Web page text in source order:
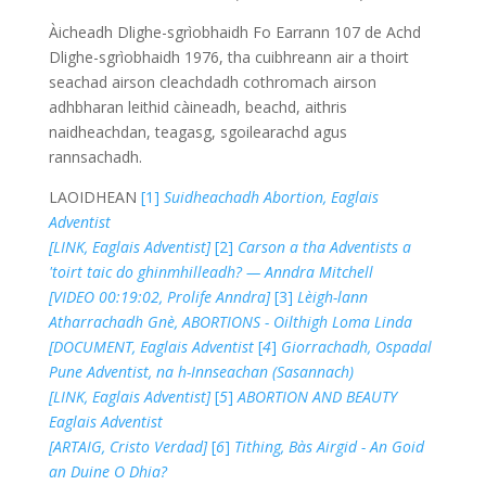
Àicheadh Dlighe-sgrìobhaidh Fo Earrann 107 de Achd
Dlighe-sgrìobhaidh 1976, tha cuibhreann air a thoirt
seachad airson cleachdadh cothromach airson
adhbharan leithid càineadh, beachd, aithris
naidheachdan, teagasg, sgoilearachd agus
rannsachadh.
LAOIDHEAN [1] Suidheachadh Abortion, Eaglais
Adventist
[LINK, Eaglais Adventist] [2] Carson a tha Adventists a
'toirt taic do ghinmhilleadh? — Anndra Mitchell
[VIDEO 00:19:02, Prolife Anndra] [3] Lèigh-lann
Atharrachadh Gnè, ABORTIONS - Oilthigh Loma Linda
[DOCUMENT, Eaglais Adventist [4] Giorrachadh, Ospadal
Pune Adventist, na h-Innseachan(Sasannach)
[LINK, Eaglais Adventist] [5] ABORTION AND BEAUTY
Eaglais Adventist
[ARTAIG, Cristo Verdad] [6] Tithing, Bàs Airgid - An Goid
an Duine O Dhia?